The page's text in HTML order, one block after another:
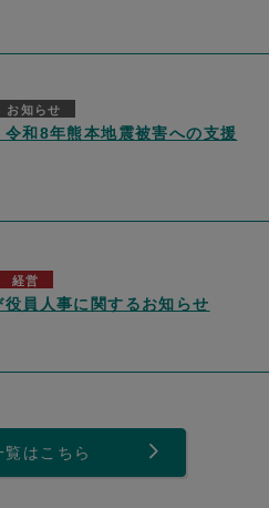
お知らせ
和8年熊本地震被害への支援
経営
員人事に関するお知らせ
覧はこちら